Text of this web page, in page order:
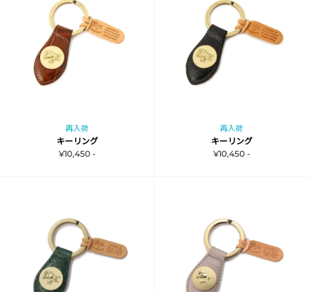
再入荷
キーリング
¥10,450 -
再入荷
キーリング
¥10,450 -